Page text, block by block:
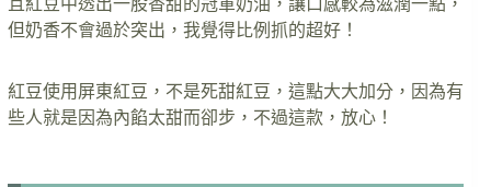
且紅豆中透出一股香甜的冠軍奶油，讓口感較為滋潤一點，
但奶香不會過於突出，我覺得比例抓的超好！
紅豆使用屏東紅豆，不是死甜紅豆，這點大大加分，因為有
些人就是因為內餡太甜而卻步，不過這款，放心！